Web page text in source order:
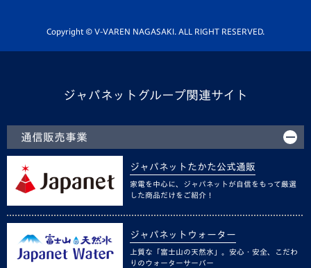
ホームタウン活動
Copyright © V-VAREN NAGASAKI. ALL RIGHT RESERVED.
ジャパネットグループ関連サイト
通信販売事業
ジャパネットたかた公式通販
家電を中心に、ジャパネットが自信をもって厳選
した商品だけをご紹介！
ジャパネットウォーター
上質な「富士山の天然水」。安心・安全、こだわ
りのウォーターサーバー